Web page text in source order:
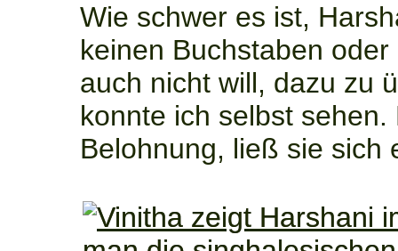
Wie schwer es ist,
keinen Buchstaben
auch nicht will, dazu zu
konnte ich selbst
Belohnung, ließ sie sich